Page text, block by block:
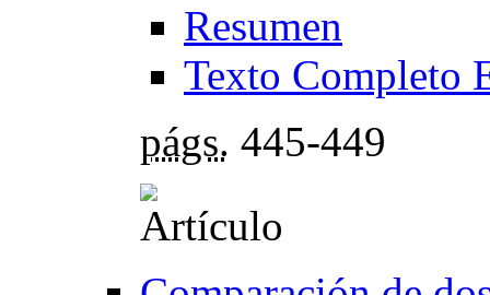
Resumen
Texto Completo
págs. 445-449